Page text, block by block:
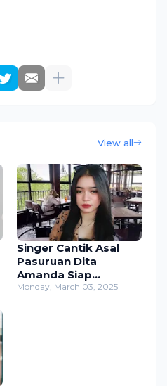
View all
Singer Cantik Asal
Pasuruan Dita
Amanda Siap
Ramaikan Musik
Monday, March 03, 2025